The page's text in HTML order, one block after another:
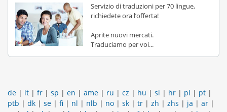
Servizio di traduzioni per 70 lingue,
richiedete ora l’offerta!
Aprite nuovi mercati.
Traduciamo per voi...
de | it | fr | sp | en | ame | ru | cz | hu | si | hr | pl | pt |
ptb | dk | se | fi | nl | nlb | no | sk | tr | zh | zhs | ja | ar |